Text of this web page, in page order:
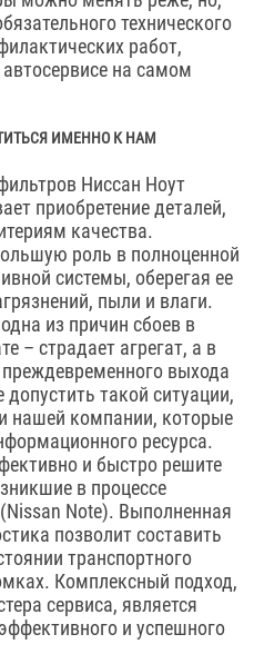
технического
работ,
на самом
ИМЕННО К НАМ
Ниссан Ноут
приобретение деталей,
качества.
роль в полноценной
системы, оберегая ее
пыли и влаги.
из причин сбоев в
– страдает агрегат, а в
выхода
такой ситуации,
нашей компании, которые
ресурса.
и быстро решите
в процессе
(Nissan Note). Выполненная
позволит составить
транспортного
Комплексный подход,
сервиса, является
и успешного